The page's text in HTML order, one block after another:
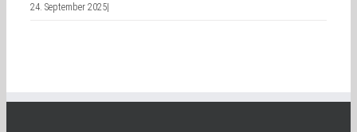
24. September 2025|